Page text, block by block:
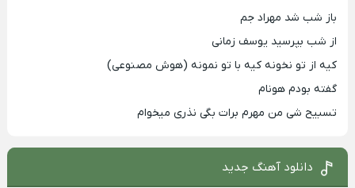
باز شب شد مهراد جم
از شب بپرسید یوسف زمانی
کیه از تو نخونه کیه با تو نمونه (هوش مصنوعی)
گفته بودم هونام
تسبیح شی من مهرم برات بگی نذری میخوام
دانلود آهنگ جدید